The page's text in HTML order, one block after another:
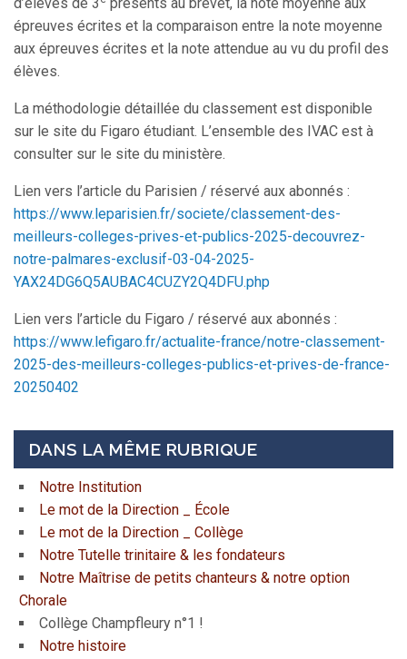
d’élèves de 3
présents au brevet, la note moyenne aux
épreuves écrites et la comparaison entre la note moyenne
aux épreuves écrites et la note attendue au vu du profil des
élèves.
La méthodologie détaillée du classement est disponible
sur le site du Figaro étudiant. L’ensemble des IVAC est à
consulter sur le site du ministère.
Lien vers l’article du Parisien / réservé aux abonnés :
https://www.leparisien.fr/societe/classement-des-
meilleurs-colleges-prives-et-publics-2025-decouvrez-
notre-palmares-exclusif-03-04-2025-
YAX24DG6Q5AUBAC4CUZY2Q4DFU.php
Lien vers l’article du Figaro / réservé aux abonnés :
https://www.lefigaro.fr/actualite-france/notre-classement-
2025-des-meilleurs-colleges-publics-et-prives-de-france-
20250402
DANS LA MÊME RUBRIQUE
Notre Institution
Le mot de la Direction _ École
Le mot de la Direction _ Collège
Notre Tutelle trinitaire & les fondateurs
Notre Maîtrise de petits chanteurs & notre option
Chorale
Collège Champfleury n°1 !
Notre histoire